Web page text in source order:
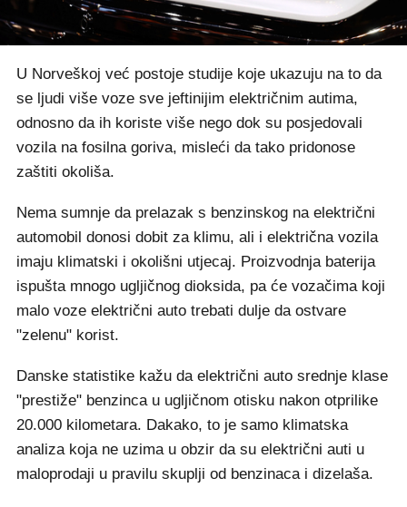
U Norveškoj već postoje studije koje ukazuju na to da
se ljudi više voze sve jeftinijim električnim autima,
odnosno da ih koriste više nego dok su posjedovali
vozila na fosilna goriva, misleći da tako pridonose
zaštiti okoliša.
Nema sumnje da prelazak s benzinskog na električni
automobil donosi dobit za klimu, ali i električna vozila
imaju klimatski i okolišni utjecaj. Proizvodnja baterija
ispušta mnogo ugljičnog dioksida, pa će vozačima koji
malo voze električni auto trebati dulje da ostvare
"zelenu" korist.
Danske statistike kažu da električni auto srednje klase
"prestiže" benzinca u ugljičnom otisku nakon otprilike
20.000 kilometara. Dakako, to je samo klimatska
analiza koja ne uzima u obzir da su električni auti u
maloprodaji u pravilu skuplji od benzinaca i dizelaša.